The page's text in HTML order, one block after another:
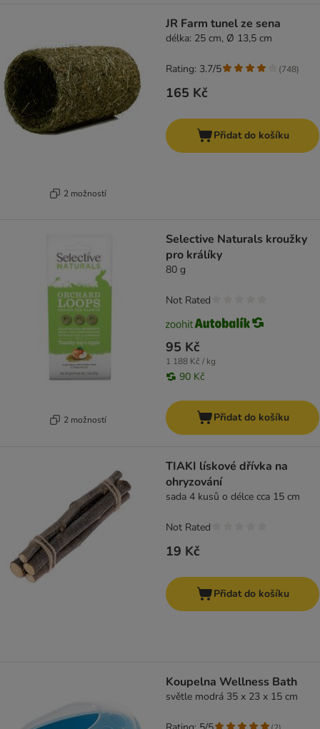
2 možností
JR Farm tunel ze sena
délka: 25 cm, Ø 13,5 cm
165 Kč
Rating: 3.7/5 (748)
Přidat do košíku
2 možností
Selective Naturals kroužky
pro králíky
80 g
95 Kč
1 188 Kč / kg
90 Kč
Not Rated
Přidat do košíku
TIAKI lískové dřívka na
ohryzování
sada 4 kusů o délce cca 15 cm
19 Kč
Not Rated
Přidat do košíku
Koupelna Wellness Bath
světle modrá 35 x 23 x 15 cm